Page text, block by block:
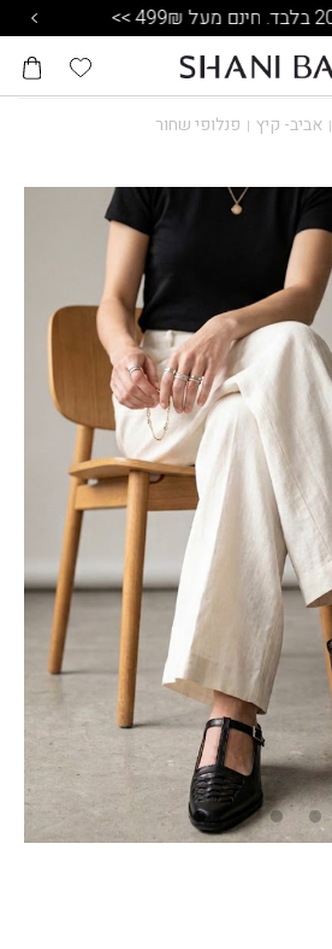
| אביב- קיץ | פנלופי שחור